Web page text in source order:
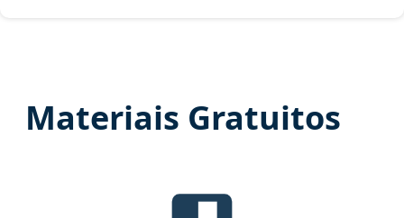
Materiais Gratuitos
Edital Verticalizado, material